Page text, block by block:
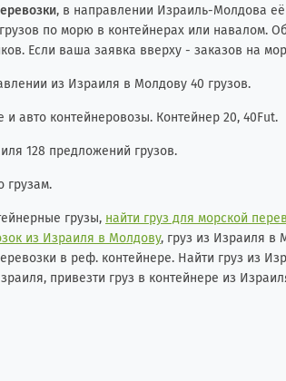
, в направлении Израиль-Молдова
по морю в контейнерах или навалом.
Если ваша заявка вверху - заказов на
из Израиля в Молдову 40 грузов.
авто контейнеровозы. Контейнер 20, 40Fut.
128 предложений грузов.
грузам.
грузы, найти груз для морской
из Израиля в Молдову, груз из Израиля в
в реф. контейнере. Найти груз из
привезти груз в контейнере из